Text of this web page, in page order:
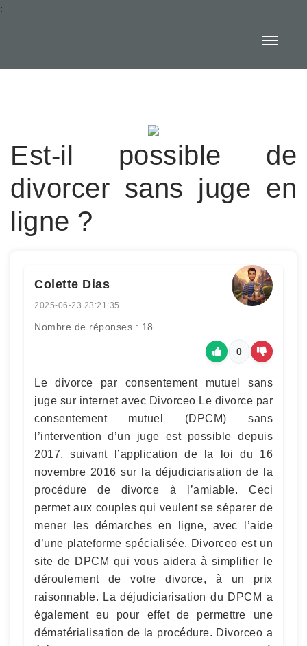
:
Est-il possible de
divorcer sans juge en
ligne ?
Colette Dias
2025-06-23 23:21:35
Nombre de réponses : 18
0
Le divorce par consentement mutuel sans
juge sur internet avec Divorceo Le divorce par
consentement mutuel (DPCM) sans
l’intervention d’un juge est possible depuis
2017, suivant l’application de la loi du 16
novembre 2016 sur la déjudiciarisation de la
procédure de divorce à l’amiable. Ceci
permet aux couples qui veulent se séparer de
mener les démarches en ligne, avec l’aide
d’une plateforme spécialisée. Divorceo est un
site de DPCM qui vous aidera à simplifier le
déroulement de votre divorce, à un prix
raisonnable. La déjudiciarisation du DPCM a
également eu pour effet de permettre une
dématérialisation de la procédure. Divorceo a